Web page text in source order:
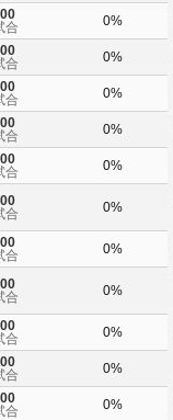
合
0%
合
0%
合
0%
合
0%
合
0%
合
0%
合
0%
合
0%
合
0%
合
0%
合
0%